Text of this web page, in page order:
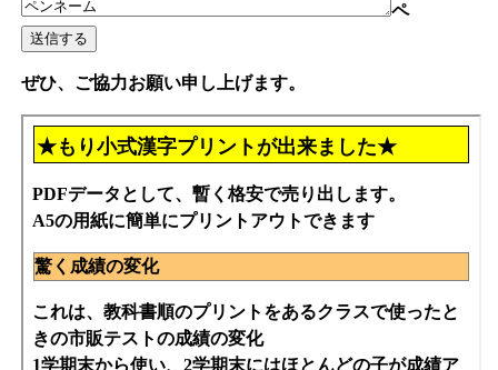
ペ
ぜひ、ご協力お願い申し上げます。